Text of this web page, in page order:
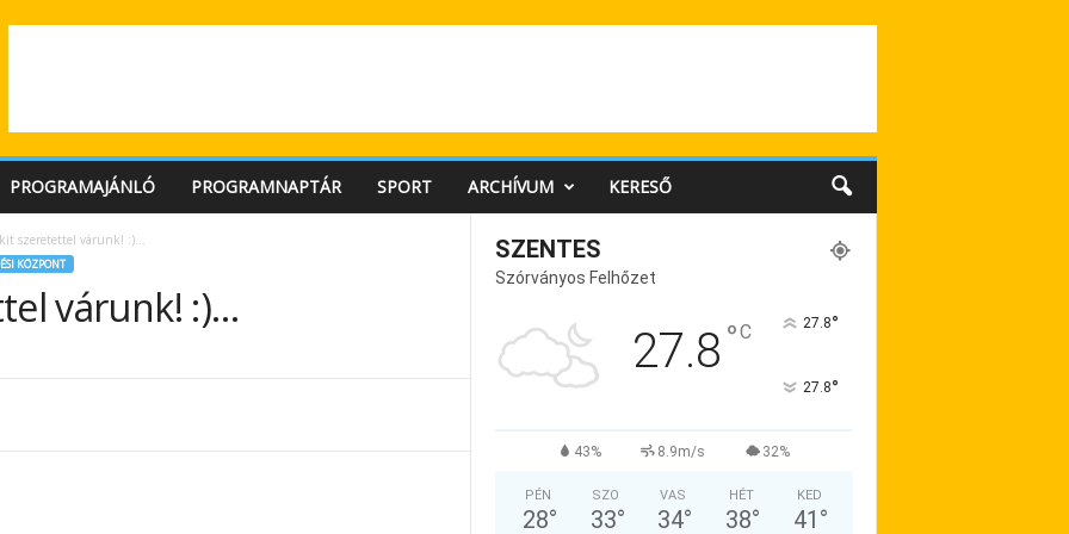
PROGRAMAJÁNLÓ PROGRAMNAPTÁR SPORT ARCHÍVUM KERESŐ
szeretettel várunk! :)…
KÖZPONT
várunk! :)…
SZENTES
Szórványos Felhőzet
27.8 °C 27.8°
27.8°
43% 8.9m/s 32%
PÉN
28°
SZO
33°
VAS
34°
HÉT
38°
KED
41 °